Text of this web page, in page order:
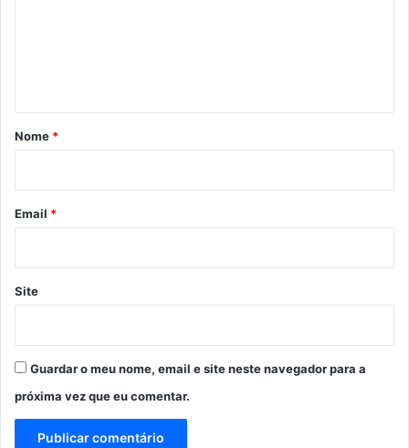
r
*
Nome *
Email *
Site
Guardar o meu nome, email e site neste navegador para a
próxima vez que eu comentar.